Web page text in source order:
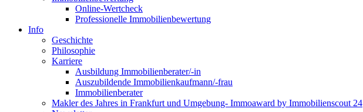
Online-Wertcheck
Professionelle Immobilienbewertung
Info
Geschichte
Philosophie
Karriere
Ausbildung Immobilienberater/-in
Auszubildende Immobilienkaufmann/-frau
Immobilienberater
Makler des Jahres in Frankfurt und Umgebung- Immoaward by Immobilienscout 24